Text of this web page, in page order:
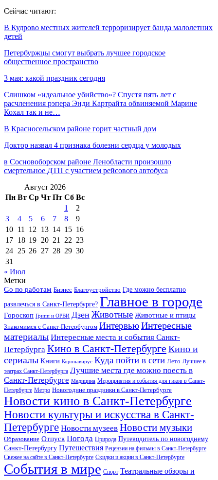
Сейчас читают:
В Кудрово местных жителей терроризирует банда малолетних
детей
Петербуржцы смогут выбрать лучшее городское
общественное пространство
3 мая: какой праздник сегодня
Слишком «идеальное убийство»? Спустя пять лет с
расчленения рэпера Энди Картрайта обвиняемой Марине
Кохал так и не…
В Красносельском районе горит частный дом
Доктор назвал 4 признака болезни сердца у молодых
в Сосновоборском районе Ленобласти произошло
смертельное ДТП с участием рейсового автобуса
Август 2026
Пн Вт Ср Чт Пт Сб Вс
1
2
3
4 5 6 7 8
9
10 11 12 13 14 15 16
17 18 19 20 21 22 23
24 25 26 27 28 29 30
31
« Июл
Метки
Go по работам Бизнес Благоустройство Где можно бесплатно
развлечься в Санкт-Петербурге? Главное в городе
Гороскоп Грипп и ОРВИ Дзен Животные Животные и птицы
Знакомимся с Санкт-Петербургом ИнтервьюИнтересные
материалы Интересные места и события Санкт-
Петербурга Кино в Санкт-Петербурге Кино и
сериалы Книги Коронавирус Куда пойти в сети Лето Лучшее в
театрах Санкт-Петербурга Лучшие места где можно поесть в
Санкт-Петербурге Медицина Мероприятия и события для гиков в Санкт-
Петербурге Метро Новогодние праздники в Санкт-Петербурге
Новости кино в Санкт-Петербурге
Новости культуры и искусства в Санкт-
Петербурге Новости музеев Новости музыки
Образование Отпуск Погода Природа Путеводитель по новогоднему
Санкт-Петербургу Путешествия Рецензии на фильмы в Санкт-Петербурге
Свежее на сайте в Санкт-Петербурге Скидки и акции в Санкт-Петербурге
События в мире Спорт Театральные обзоры и